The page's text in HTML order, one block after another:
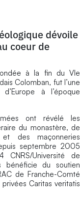
dévoile
coeur de
à la fin du VIe
Colomban, fut l’une
à l’époque
ont révélé les
du monastère, de
et des maçonneries
septembre 2005
CNRS/Université de
bénéficie du soutien
de Franche-Comté
Caritas veritatis